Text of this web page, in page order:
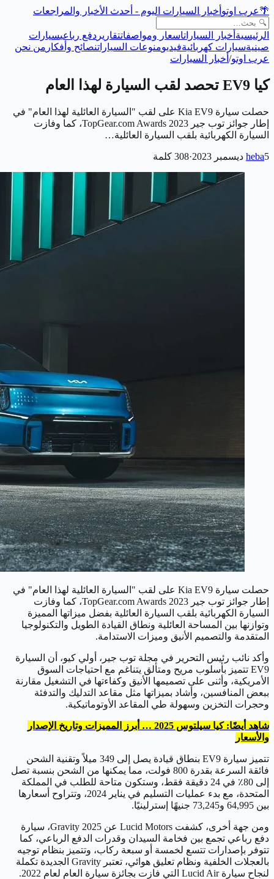
🌴عرب اوتو أخبار السيارات اليوم - أحدث الأخبار والمراجعات
الرئيسية أخبار السياراتاسعار ومواصفاتتقارير دفع رباعيسيارات
صينيةسيارات كهربائيةفيديومنوعات السياراتنصائح وأفكار من نحن
عرب اوتو/ أخبار السيارات
كيا EV9 تحصد لقب السيارة لهذا العام
حصلت سيارة Kia EV9 على لقب "السيارة العائلية لهذا العام" في
إطار جوائز توب جير 2023 TopGear.com Awards، كما وفازت
السيارة الكهربائية بلقب السيارة العائلية…
heba5 ديسمبر 2023 ·
308 كلمة
حصلت سيارة Kia EV9 على لقب "السيارة العائلية لهذا العام" في
إطار جوائز توب جير 2023 TopGear.com Awards، كما وفازت
السيارة الكهربائية بلقب السيارة العائلية بفضل ميزاتها المميزة
وتوازنها بين المساحة العائلية ونطاق القيادة الطويل والتكنولوجيا
المتقدمة والتصميم الأنيق وميزات الاستدامة.
وأكد نائب رئيس التحرير في مجلة توب جير، أولي كيو، أن السيارة
EV9 تتميز بأسلوب مريح ومتألق يتناغم مع احتياجات السوق
الأمريكية، وأثنى على تصميمها الأنيق وكفاءتها في التشغيل مقارنة
ببعض المنافسين، وأشاد بميزاتها مثل مقاعد التدليك والتدفئة
وحجرات التخزين وسهولة طي المقاعد الأوتوماتيكية.
شاهد أيضًا: كيا سيلتوس 2025 … أبرز المميزات وتاريخ الإصدار
والأسعار
تتميز سيارة EV9 بنطاق قيادة يصل إلى 349 ميلاً وتقنية الشحن
فائقة السرعة بقدرة 800 فولت، مما يمكنها من الشحن بنسبة تصل
إلى 80٪ في 24 دقيقة فقط، وستكون متاحة للطلب في المملكة
المتحدة، مع بدء عمليات التسليم في يناير 2024، وتتراوح أسعارها
بين 64,995 و73,245 جنيهًا إسترلينيًا.
ومن جهة أخرى، كشفت Lucid Motors عن Gravity 2025، سيارة
دفع رباعي تجمع بين فخامة السيدان وقدرات الدفع الرباعي، كما
تتوفر بإصدارات تتسع لخمسة أو سبعة ركاب، وتتميز بنظام توجيه
بالعجلات الخلفية ونظام تعليق هوائي، تعتبر Gravity الجديدة تكملة
لنجاح سيارة Lucid Air التي فازت بجائزة سيارة العام لعام 2022.